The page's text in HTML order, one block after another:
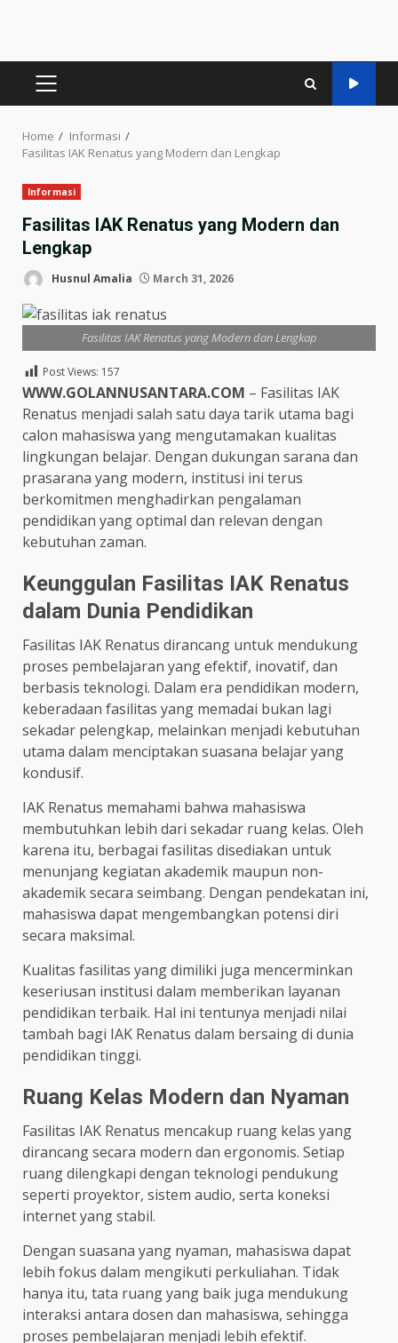
PRIMARY
Home
Informasi
Fasilitas IAK Renatus yang Modern dan Lengkap
Informasi
Fasilitas IAK Renatus yang Modern dan
Lengkap
Husnul Amalia March 31, 2026
Fasilitas IAK Renatus yang Modern dan Lengkap
Post Views: 157
WWW.GOLANNUSANTARA.COM – Fasilitas IAK
Renatus menjadi salah satu daya tarik utama bagi
calon mahasiswa yang mengutamakan kualitas
lingkungan belajar. Dengan dukungan sarana dan
prasarana yang modern, institusi ini terus
berkomitmen menghadirkan pengalaman
pendidikan yang optimal dan relevan dengan
kebutuhan zaman.
Keunggulan Fasilitas IAK Renatus
dalam Dunia Pendidikan
Fasilitas IAK Renatus dirancang untuk mendukung
proses pembelajaran yang efektif, inovatif, dan
berbasis teknologi. Dalam era pendidikan modern,
keberadaan fasilitas yang memadai bukan lagi
sekadar pelengkap, melainkan menjadi kebutuhan
utama dalam menciptakan suasana belajar yang
kondusif.
IAK Renatus memahami bahwa mahasiswa
membutuhkan lebih dari sekadar ruang kelas. Oleh
karena itu, berbagai fasilitas disediakan untuk
menunjang kegiatan akademik maupun non-
akademik secara seimbang. Dengan pendekatan ini,
mahasiswa dapat mengembangkan potensi diri
secara maksimal.
Kualitas fasilitas yang dimiliki juga mencerminkan
keseriusan institusi dalam memberikan layanan
pendidikan terbaik. Hal ini tentunya menjadi nilai
tambah bagi IAK Renatus dalam bersaing di dunia
pendidikan tinggi.
Ruang Kelas Modern dan Nyaman
Fasilitas IAK Renatus mencakup ruang kelas yang
dirancang secara modern dan ergonomis. Setiap
ruang dilengkapi dengan teknologi pendukung
seperti proyektor, sistem audio, serta koneksi
internet yang stabil.
Dengan suasana yang nyaman, mahasiswa dapat
lebih fokus dalam mengikuti perkuliahan. Tidak
hanya itu, tata ruang yang baik juga mendukung
interaksi antara dosen dan mahasiswa, sehingga
proses pembelajaran menjadi lebih efektif.